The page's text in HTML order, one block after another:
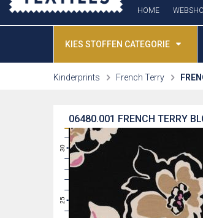
HOME
KIES STOFFEN CATEGORIE
Kinderprints French Terry
FRENCH TERRY
06480.001
24
25
26
27
28
29
30
31